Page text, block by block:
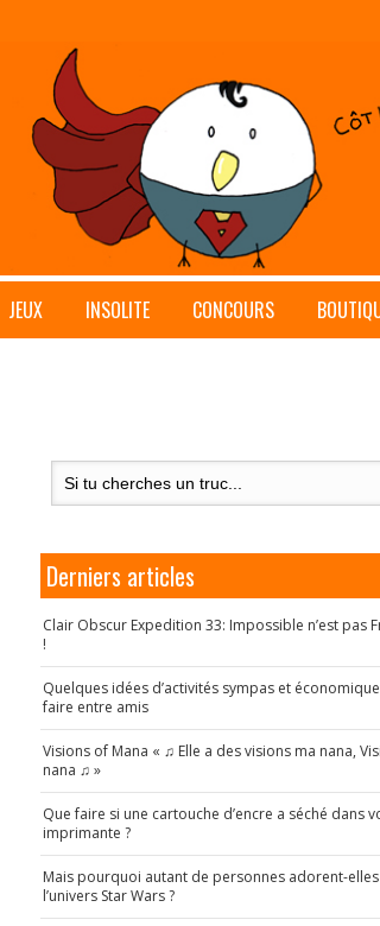
JEUX INSOLITE CONCOURS
Derniers articles
Clair Obscur Expedition 33: Impossible n’est pas
!
Quelques idées d’activités sympas et
faire entre amis
Visions of Mana « ♫ Elle a des visions ma nana,
nana ♫ »
Que faire si une cartouche d’encre a séché dans
imprimante ?
Mais pourquoi autant de personnes adorent-elles
l’univers Star Wars ?